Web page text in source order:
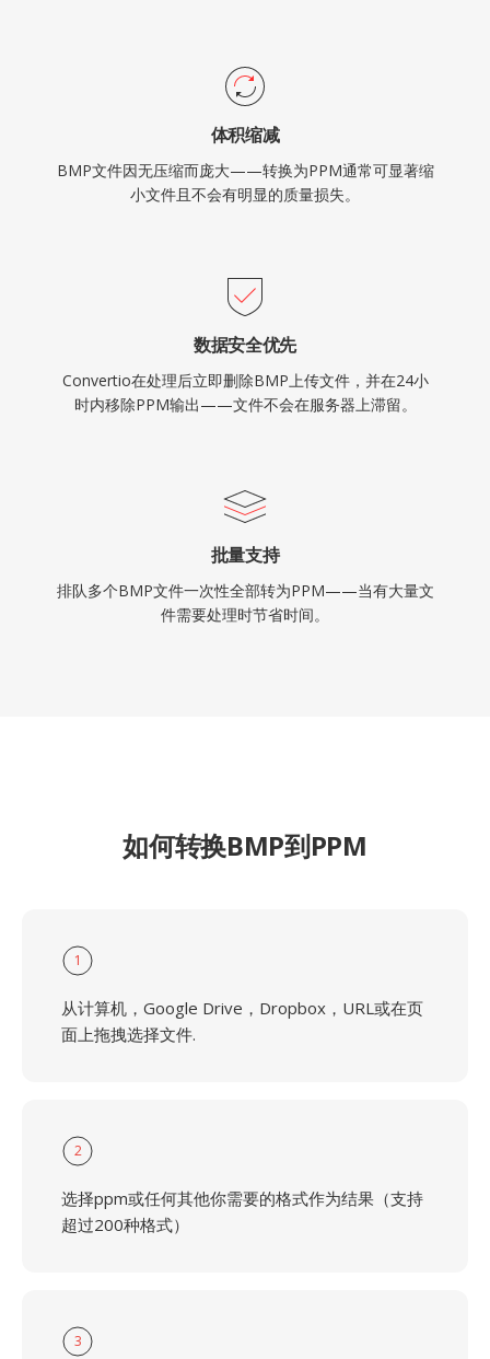
体积缩减
BMP文件因无压缩而庞大——转换为PPM通常可显著缩
小文件且不会有明显的质量损失。
数据安全优先
Convertio在处理后立即删除BMP上传文件，并在24小
时内移除PPM输出——文件不会在服务器上滞留。
批量支持
排队多个BMP文件一次性全部转为PPM——当有大量文
件需要处理时节省时间。
如何转换BMP到PPM
1
从计算机，Google Drive，Dropbox，URL或在页
面上拖拽选择文件.
2
选择ppm或任何其他你需要的格式作为结果（支持
超过200种格式）
3